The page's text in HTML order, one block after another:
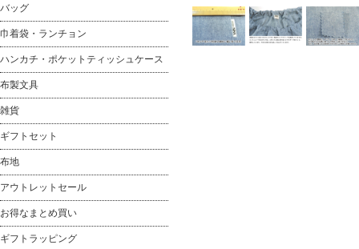
バッグ
巾着袋・ランチョン
ハンカチ・ポケットティッシュケース
布製文具
雑貨
ギフトセット
布地
アウトレットセール
お得なまとめ買い
ギフトラッピング